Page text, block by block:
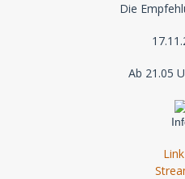
Die
Ab 21.05
Link